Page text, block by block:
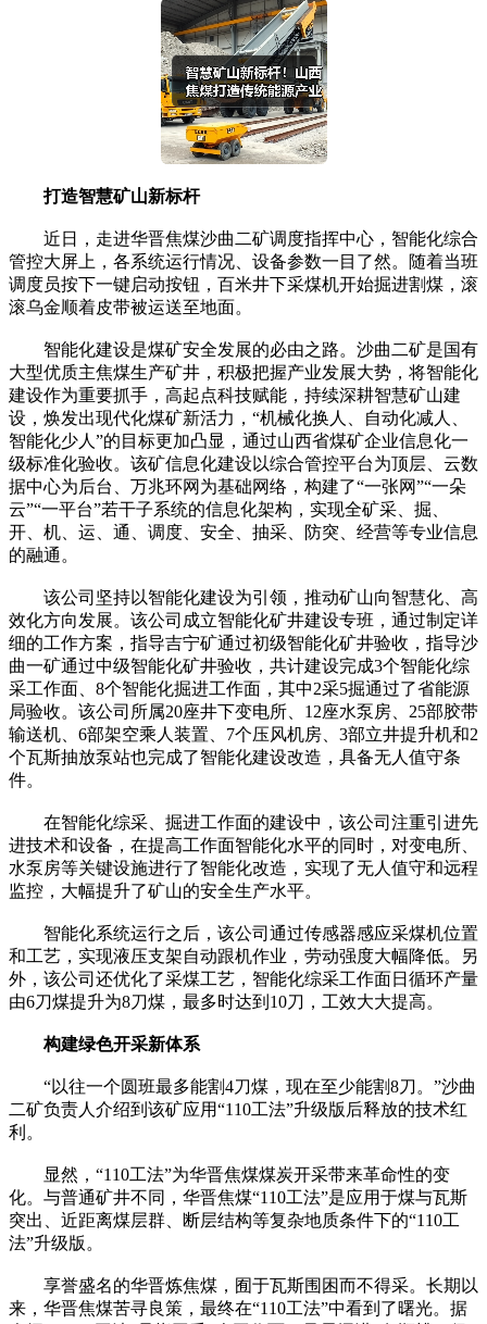
打造智慧矿山新标杆
近日，走进华晋焦煤沙曲二矿调度指挥中心，智能化综合
管控大屏上，各系统运行情况、设备参数一目了然。随着当班
调度员按下一键启动按钮，百米井下采煤机开始掘进割煤，滚
滚乌金顺着皮带被运送至地面。
智能化建设是煤矿安全发展的必由之路。沙曲二矿是国有
大型优质主焦煤生产矿井，积极把握产业发展大势，将智能化
建设作为重要抓手，高起点科技赋能，持续深耕智慧矿山建
设，焕发出现代化煤矿新活力，“机械化换人、自动化减人、
智能化少人”的目标更加凸显，通过山西省煤矿企业信息化一
级标准化验收。该矿信息化建设以综合管控平台为顶层、云数
据中心为后台、万兆环网为基础网络，构建了“一张网”“一朵
云”“一平台”若干子系统的信息化架构，实现全矿采、掘、
开、机、运、通、调度、安全、抽采、防突、经营等专业信息
的融通。
该公司坚持以智能化建设为引领，推动矿山向智慧化、高
效化方向发展。该公司成立智能化矿井建设专班，通过制定详
细的工作方案，指导吉宁矿通过初级智能化矿井验收，指导沙
曲一矿通过中级智能化矿井验收，共计建设完成3个智能化综
采工作面、8个智能化掘进工作面，其中2采5掘通过了省能源
局验收。该公司所属20座井下变电所、12座水泵房、25部胶带
输送机、6部架空乘人装置、7个压风机房、3部立井提升机和2
个瓦斯抽放泵站也完成了智能化建设改造，具备无人值守条
件。
在智能化综采、掘进工作面的建设中，该公司注重引进先
进技术和设备，在提高工作面智能化水平的同时，对变电所、
水泵房等关键设施进行了智能化改造，实现了无人值守和远程
监控，大幅提升了矿山的安全生产水平。
智能化系统运行之后，该公司通过传感器感应采煤机位置
和工艺，实现液压支架自动跟机作业，劳动强度大幅降低。另
外，该公司还优化了采煤工艺，智能化综采工作面日循环产量
由6刀煤提升为8刀煤，最多时达到10刀，工效大大提高。
构建绿色开采新体系
“以往一个圆班最多能割4刀煤，现在至少能割8刀。”沙曲
二矿负责人介绍到该矿应用“110工法”升级版后释放的技术红
利。
显然，“110工法”为华晋焦煤煤炭开采带来革命性的变
化。与普通矿井不同，华晋焦煤“110工法”是应用于煤与瓦斯
突出、近距离煤层群、断层结构等复杂地质条件下的“110工
法”升级版。
享誉盛名的华晋炼焦煤，囿于瓦斯围困而不得采。长期以
来，华晋焦煤苦寻良策，最终在“110工法”中看到了曙光。据